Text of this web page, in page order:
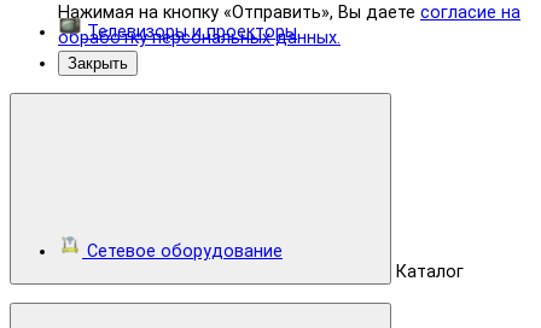
Нажимая на кнопку «Отправить», Вы даете согласие на
обработку персональных данных.
Закрыть
Каталог
Телевизоры и проекторы
Сетевое оборудование